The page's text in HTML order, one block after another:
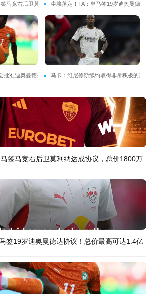
马竞右后卫莫利
万欧
尘埃落定！TA：皇马签19岁迪奥曼德达
协议！总价最高可达1.4亿欧
批准迪奥曼德交 马卡：维尼修斯续约取得非常积极的进
签马竞右后卫莫利纳达成协议，总价1800万
签19岁迪奥曼德达协议！总价最高可达1.4亿